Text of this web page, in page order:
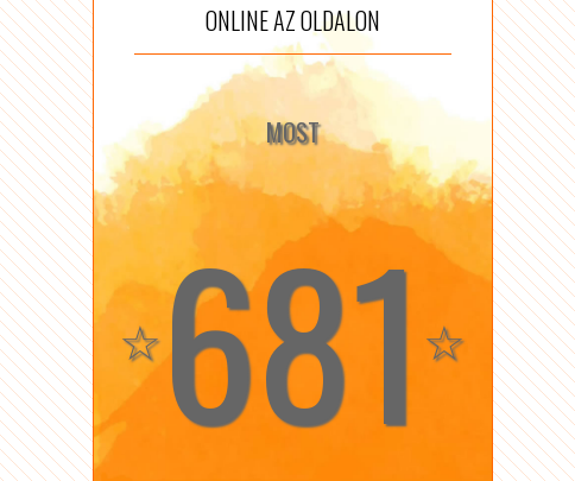
ONLINE AZ OLDALON
MOST
☆681 ☆